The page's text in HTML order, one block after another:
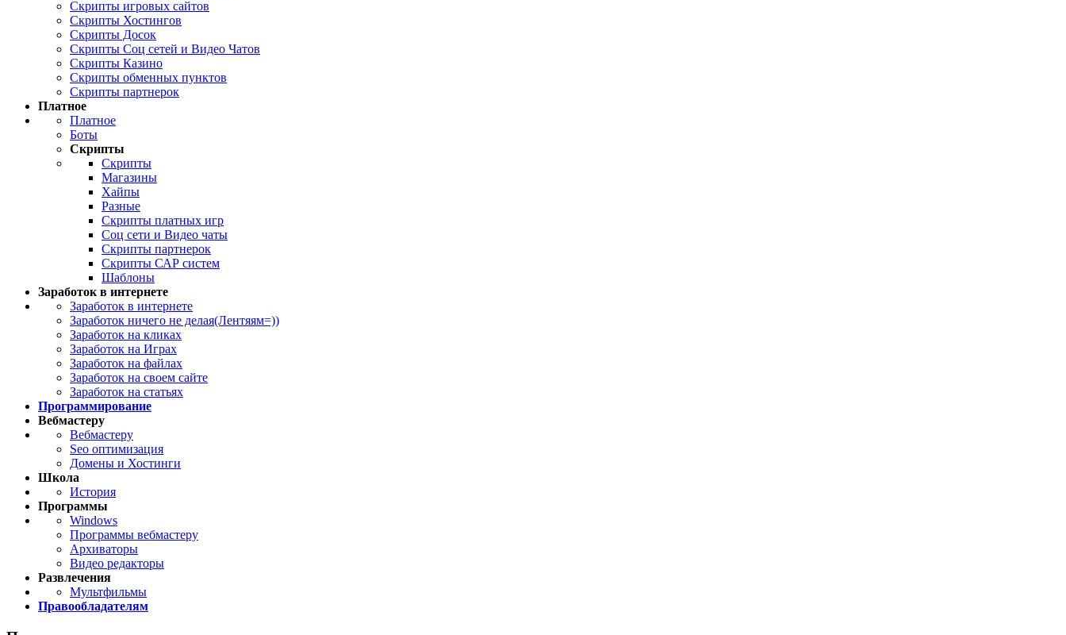
Скрипты игровых сайтов
Скрипты Хостингов
Скрипты Досок
Скрипты Соц сетей и Видео Чатов
Скрипты Казино
Скрипты обменных пунктов
Скрипты партнерок
Платное
Платное
Боты
Скрипты
Скрипты
Магазины
Хайпы
Разные
Скрипты платных игр
Соц сети и Видео чаты
Скрипты партнерок
Скрипты САР систем
Шаблоны
Заработок в интернете
Заработок в интернете
Заработок ничего не делая(Лентяям=))
Заработок на кликах
Заработок на Играх
Заработок на файлах
Заработок на своем сайте
Заработок на статьях
Программирование
Вебмастеру
Вебмастеру
Seo оптимизация
Домены и Хостинги
Школа
История
Программы
Windows
Программы вебмастеру
Архиваторы
Видео редакторы
Развлечения
Мультфильмы
Правообладателям